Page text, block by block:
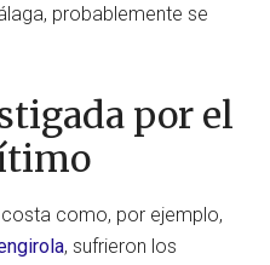
probablemente se
por el
como, por ejemplo,
, sufrieron los